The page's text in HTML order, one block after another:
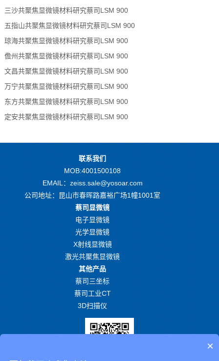
三沙共聚焦显微镜材料研究蔡司LSM 900
五指山共聚焦显微镜材料研究蔡司LSM 900
琼海共聚焦显微镜材料研究蔡司LSM 900
儋州共聚焦显微镜材料研究蔡司LSM 900
文昌共聚焦显微镜材料研究蔡司LSM 900
万宁共聚焦显微镜材料研究蔡司LSM 900
东方共聚焦显微镜材料研究蔡司LSM 900
定安共聚焦显微镜材料研究蔡司LSM 900
联系我们
MOB:4001500108
EMAIL：zeiss.sale@yosoar.com
公司地址：昆山市春晖路嘉裕广场1幢1001室
蔡司显微镜
电子显微镜
光学显微镜
X射线显微镜
激光共聚焦显微镜
其他产品
蔡司三坐标
蔡司工业CT
3D扫描仪
×